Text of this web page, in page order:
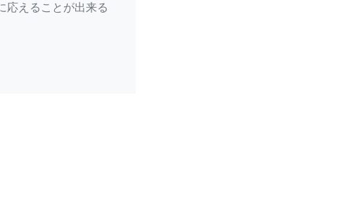
応えることが出来る